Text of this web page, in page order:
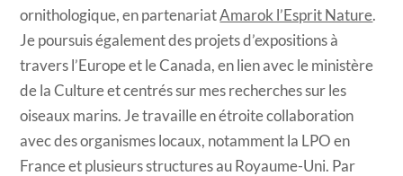
ornithologique, en partenariatAmarok l’Esprit Nature.
Je poursuis également des projets d’expositions à
travers l’Europe et le Canada, en lien avec le ministère
de la Culture et centrés sur mes recherches sur les
oiseaux marins. Je travaille en étroite collaboration
avec des organismes locaux, notamment la LPO en
France et plusieurs structures au Royaume-Uni. Par